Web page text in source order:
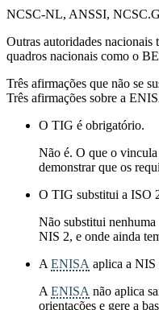
NCSC-NL, ANSSI,
Outras autoridades
quadros nacionais como o
Três afirmações que não se
Três afirmações sobre a
O TIG é obrigatório.
Não é. O que o
demonstrar que os
O TIG substitui a ISO
Não substitui
NIS 2, e onde ainda
A ENISA aplica a NIS
A ENISA não aplica
orientações e gere a